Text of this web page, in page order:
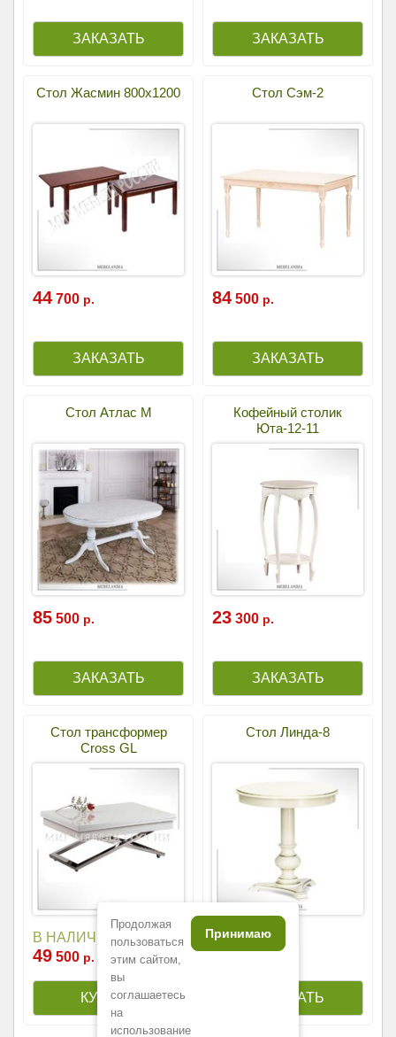
Стол Жасмин 800х1200
44 700 р.
Стол Сэм-2
84 500 р.
Стол Атлас М
85 500 р.
Кофейный столик
Юта-12-11
23 300 р.
Стол трансформер
Cross GL
В НАЛИЧИИ
49 500 р.
Стол Линда-8
44 500р.
Продолжая
пользоваться
этим сайтом,
вы
соглашаетесь
на
использование
Принимаю